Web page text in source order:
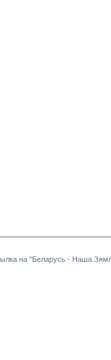
на "Беларусь - Наша